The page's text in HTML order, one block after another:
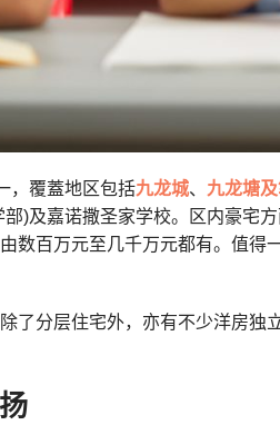
，覆蓋地区包括九龙城、 九龙塘
)及嘉诺撒圣家学校。区内豪宅
数百万元至几千万元都有。值得
了分层住宅外，亦有不少洋房独